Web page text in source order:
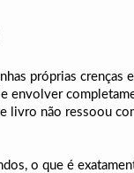
próprias crenças
livro não ressoou
o que é